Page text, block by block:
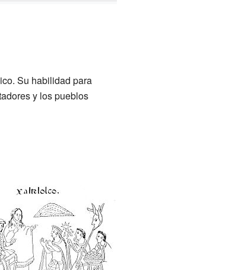
Su habilidad para
y los pueblos